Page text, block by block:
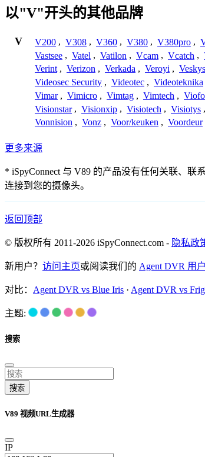
以"V"开头的其他品牌
V V200 , V308 , V360 , V380 , V380pro ,
Vastsee , Vatel , Vatilon , Vcam , Vcatch ,
Verint , Verizon , Verkada , Veroyi , Veskys
Videosec Security , Videotec , Videoteknika
Vimar , Vimicro , Vimtag , Vimtech , Viofo
Visionstar , Visionxip , Visiotech , Visiotys ,
Vonnision , Vonz , Voor/keuken , Voordeur
更多来源
* iSpyConnect 与 V89 的产品没有任何关联、
连接到您的摄像头。
返回顶部
© 版权所有 2011-2026 iSpyConnect.com - 隐私政
新用户？ 访问主页或阅读我们的 Agent DVR 用
对比： Agent DVR vs Blue Iris · Agent DVR vs
主题:
搜索
搜索
V89 视频URL生成器
IP